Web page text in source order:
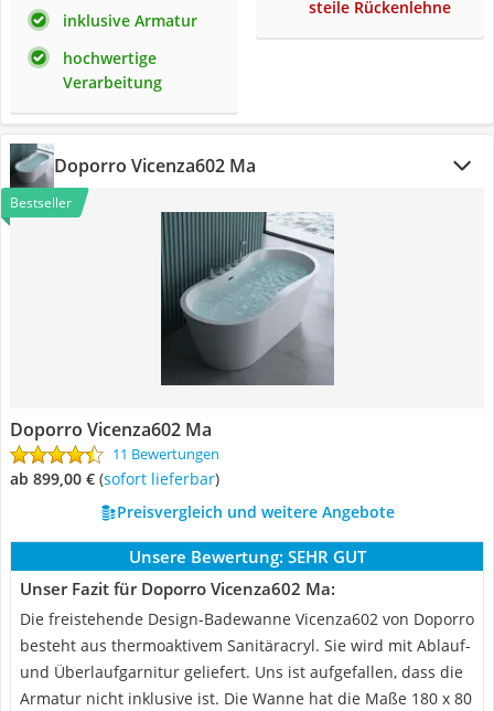
inklusive Armatur
hochwertige
Verarbeitung
steile Rückenlehne
Doporro Vicenza602 Ma
Bestseller
Doporro Vicenza602 Ma
11 Bewertungen
ab 899,00 € ( Sofort lieferbar)
Preisvergleich und weitere Angebote
Unsere Bewertung: SEHR GUT
Unser Fazit für Doporro Vicenza602 Ma:
Die freistehende Design-Badewanne Vicenza602 von Doporro
besteht aus thermoaktivem Sanitäracryl. Sie wird mit Ablauf-
und Überlaufgarnitur geliefert. Uns ist aufgefallen, dass die
Armatur nicht inklusive ist. Die Wanne hat die Maße 180 x 80